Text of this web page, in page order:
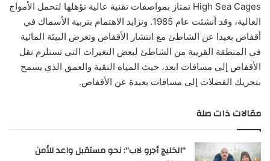
High Sea Cages تمتاز بمواصفات تقنية عالية تؤهلها لتحمل الأمواج
العالية، وقد أنشئت عام 1985. وتزايد الاهتمام بتربية الأسماك في
أقفاص بعيدا عن الشاطئ مع انتشار الأقفاص وتعرض البيئة المائية
في المنطقة القريبة من الشاطئ لبعض التغيرات التي تستلزم نقل
الأقفاص إلى مسافات ابعد، حيث المياه النقية والعمق الذي يسمح
بتحريك الفضلات إلى مسافات بعيدة عن الأقفاص.
مقالات ذات صلة
“الخليج أجرو لاب”: نحو مستقبل واعد للأمن